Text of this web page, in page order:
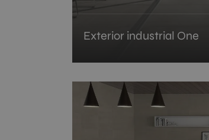
Exterior industrial One